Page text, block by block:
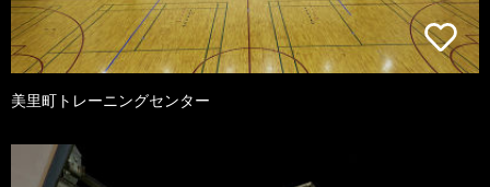
美里町トレーニングセンター